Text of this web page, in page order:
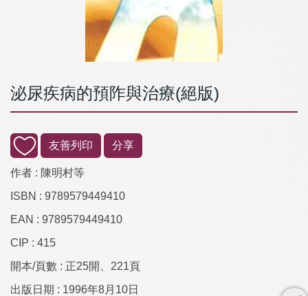
泌尿疾病的預阼與治療(絕版)
友善列印 分享
作者 : 陳明村等
ISBN : 9789579449410
EAN : 9789579449410
CIP : 415
開本/頁數 : 正25開、221頁
出版日期 : 1996年8月10日